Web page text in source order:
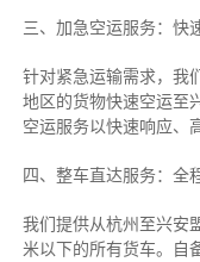
三、加急空运服务：快
针对紧急运输需求，我
地区的货物快速空运至
空运服务以快速响应、
四、整车直达服务：全
我们提供从杭州至兴安
米以下的所有货车。自